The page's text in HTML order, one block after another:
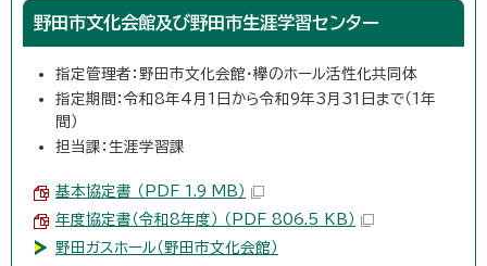
野田市文化会館及び野田市生涯学習センター
指定管理者：野田市文化会館・欅のホール活性化共同体
指定期間：令和8年4月1日から令和9年3月31日まで（1年
間）
担当課：生涯学習課
基本協定書 （PDF 1.9 MB）
年度協定書（令和8年度） （PDF 806.5 KB）
野田ガスホール（野田市文化会館）